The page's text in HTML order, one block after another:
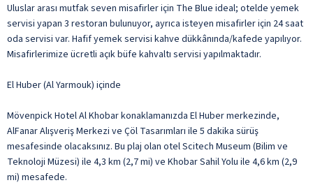
Uluslar arası mutfak seven misafirler için The Blue ideal; otelde yemek
servisi yapan 3 restoran bulunuyor, ayrıca isteyen misafirler için 24 saat
oda servisi var. Hafif yemek servisi kahve dükkânında/kafede yapılıyor.
Misafirlerimize ücretli açık büfe kahvaltı servisi yapılmaktadır.
El Huber (Al Yarmouk) içinde
Mövenpick Hotel Al Khobar konaklamanızda El Huber merkezinde,
AlFanar Alışveriş Merkezi ve Çöl Tasarımları ile 5 dakika sürüş
mesafesinde olacaksınız. Bu plaj olan otel Scitech Museum (Bilim ve
Teknoloji Müzesi) ile 4,3 km (2,7 mi) ve Khobar Sahil Yolu ile 4,6 km (2,9
mi) mesafede.